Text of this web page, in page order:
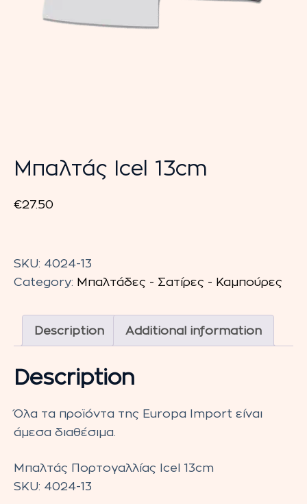
Μπαλτάς Icel 13cm
€27.50
Icel
13cm
SKU: 4024-13
Category: Μπαλτάδες - Σατίρες - Καμπούρες
Description Additional information
Description
Όλα τα προϊόντα της Europa Import είναι
άμεσα διαθέσιμα.
Μπαλτάς Πορτογαλλίας Icel 13cm
SKU: 4024-13